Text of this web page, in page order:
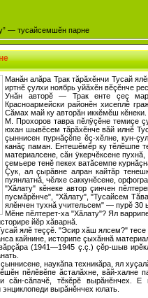
— тусайсемшĕн парне
Манăн алăра Трак тăрăхĕнчи Тусай
иртнĕ çулхи ноябрь уйăхĕн вĕçĕнче
Унăн авторĕ — Трак енте çеç мар,
Красноармейски районĕн хисеплĕ
Сăмах май ку авторăн иккĕмĕш
М. Прохоров тавра пĕлÿçĕне темиçе
юхан шывĕсем тăрăхĕнче вăй илнĕ
çыннисен пурнăçĕпе ĕç-хĕлне, кун-
канăç паман. Ентешĕмĕр ку тĕлĕшпе
материалсене, сăн ÿкерчĕксене
çемьере тенĕ пекех ватăсемпе
Çук, ал çырăвне алран кайтăр
пуянлатнă, чĕлхе саккунĕсене,
"Хăлату" кĕнеке автор çинчен
пусмăрĕнче", "Хăлату", "Тусайсем
ялĕнчен тухнă учительсем" — пурĕ 30
Мĕне пĕлтерет-ха "Хăлату"? Ял
йĕр хăварнă.
ялĕ теççĕ. "Эсир хăш ялсем?"
кайнине, историпе çыхăннă
(1941—1945 ç.ç.) çĕр-шыв
наукăпа техникăра, ял
пĕлĕвĕпе ăсталăхне, вăй-халне
сăн-сăпачĕ, тĕкĕрĕ вырăнĕнчех.
вырăнĕнчех юлать.